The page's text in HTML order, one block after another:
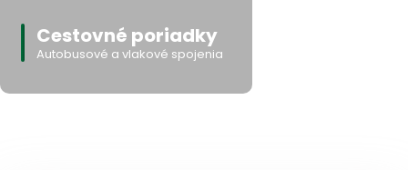
Cestovné poriadky
Autobusové a vlakové spojenia